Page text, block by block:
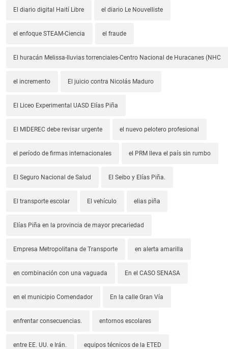
El diario digital Haití Libre el diario Le Nouvelliste
el enfoque STEAM-Ciencia el fraude
El huracán Melissa-lluvias torrenciales-Centro Nacional de Huracanes (NHC
el incremento El juicio contra Nicolás Maduro
El Liceo Experimental UASD Elías Piña
El MIDEREC debe revisar urgente el nuevo pelotero profesional
el período de firmas internacionales el PRM lleva el país sin rumbo
El Seguro Nacional de Salud El Seibo y Elías Piña.
El transporte escolar El vehículo elias piña
Elías Piña en la provincia de mayor precariedad
Empresa Metropolitana de Transporte en alerta amarilla
en combinación con una vaguada En el CASO SENASA
en el municipio Comendador En la calle Gran Vía
enfrentar consecuencias. entornos escolares
entre EE. UU. e Irán. equipos técnicos de la ETED